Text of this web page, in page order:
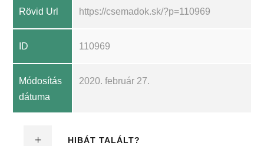
Rövid Url https://csemadok.sk/?p=110969
ID 110969
Módosítás
dátuma
2020. február 27.
HIBÁT TALÁLT?